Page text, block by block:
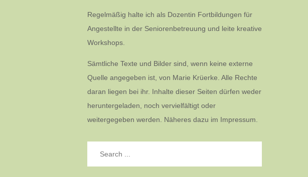
Regelmäßig halte ich als Dozentin Fortbildungen für
Angestellte in der Seniorenbetreuung und leite kreative
Workshops.
Sämtliche Texte und Bilder sind, wenn keine externe
Quelle angegeben ist, von Marie Krüerke. Alle Rechte
daran liegen bei ihr. Inhalte dieser Seiten dürfen weder
heruntergeladen, noch vervielfältigt oder
weitergegeben werden. Näheres dazu im Impressum.